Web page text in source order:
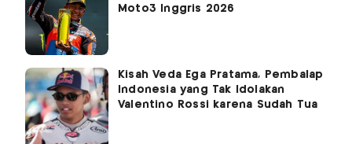
Moto3 Inggris 2026
Kisah Veda Ega Pratama, Pembalap
Indonesia yang Tak Idolakan
Valentino Rossi karena Sudah Tua